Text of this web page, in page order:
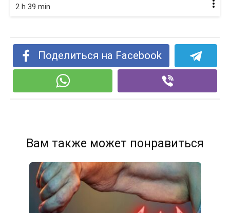
2 h 39 min
Поделиться на Facebook
Вам также может понравиться